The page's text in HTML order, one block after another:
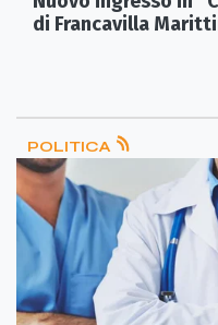
di Francavilla
POLITICA